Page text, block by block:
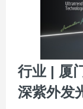
行业 | 厦
深紫外发